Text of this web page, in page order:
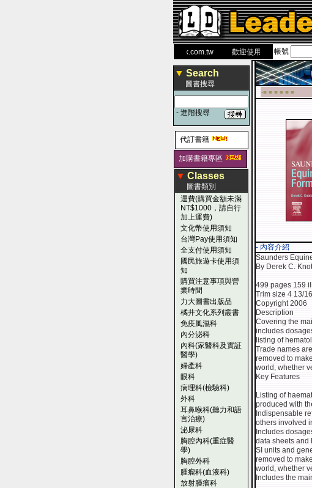
www.leaderbook.com.tw歡迎使用 國民旅遊卡！！
帳號
▼ Search
圖書搜尋
- 進階搜尋
代訂書籍
加購書籍專區
▼ Classes
圖書類別
運費(購買金額未滿
NT$1000，請自行
加上運費)
文化幣使用須知
台灣Pay使用須知
全支付使用須知
國民旅遊卡使用須
知
購買注意事項與營
業時間
力大圖書出版品
橘井文化系列叢書
免疫風濕科
內分泌科
內科(家醫科及實証
醫學)
婦產科
眼科
病理科(檢驗科)
外科
耳鼻喉科(聽力和語
言治療)
泌尿科
胸腔內科(重症醫
學)
胸腔外科
腫瘤科(血液科)
放射腫瘤科
-■ ■ ■ ■ ■ ■
- 內容介紹
Saunders
By Derek C.
499 pages 159
Trim size 4 13/
Copyright 2006
Description
Covering the
includes
listing of
Trade names
removed to
world, whether
Key Features
Listing of
produced with
Indispensable
others involved
Includes
data sheets and
SI units and
removed to
world, whether
Includes the